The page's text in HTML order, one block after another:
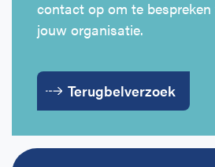
Horeca
BHV voor retail en winkels
BHV voor Primair Onderwijs
BHV voor Voortgezet
EHBO voor (para-)medici
EHBO voor Sportclubs
Reanimatie en AED voor
Over Ons
Levensreddend handelen
Werken bij Schok & Pomp
Contact
Zakelijk veelgestelde vragen
Offerte aanvragen
Incompany
Inloggen
contact op om te
jouw organisatie.
Terugbelverzoek